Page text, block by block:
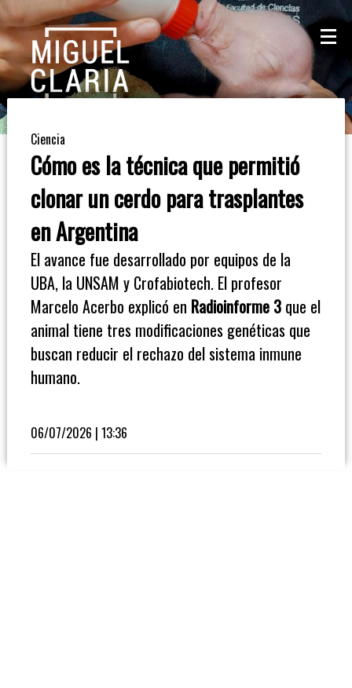
La
Mesa
De
Café
Columna
Opinión
Radioinforme
Fútbol
Biblioteca
Ciencia
Cómo es la técnica que permitió
clonar un cerdo para trasplantes
en Argentina
El avance fue desarrollado por equipos de la
UBA, la UNSAM y Crofabiotech. El profesor
Marcelo Acerbo explicó en Radioinforme 3 que el
animal tiene tres modificaciones genéticas que
buscan reducir el rechazo del sistema inmune
humano.
06/07/2026 | 13:36